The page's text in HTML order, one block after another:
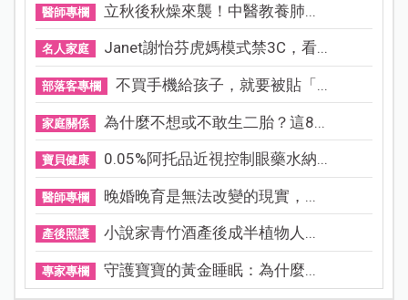
醫師專欄 立秋後秋燥來襲！中醫教養肺...
名人家庭 Janet謝怡芬虎媽模式禁3C，看...
部落客專欄 不買手機給孩子，就要被貼「...
家庭關係 為什麼不想或不敢生二胎？這8...
寶貝健康 0.05%阿托品近視控制眼藥水納...
醫師專欄 晚婚晚育是無法改變的現實，...
產後照護 小說家青竹酒產後成半植物人...
專家專欄 守護寶寶的黃金睡眠：為什麼...